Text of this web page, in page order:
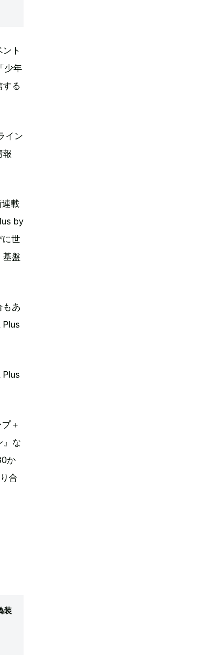
ト
少年
する
イン
報
載
by
に世
基盤
もあ
Plus
Plus
＋
』な
か
合
装